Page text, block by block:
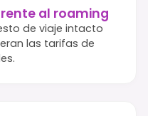
al roaming
de viaje intacto
las tarifas de